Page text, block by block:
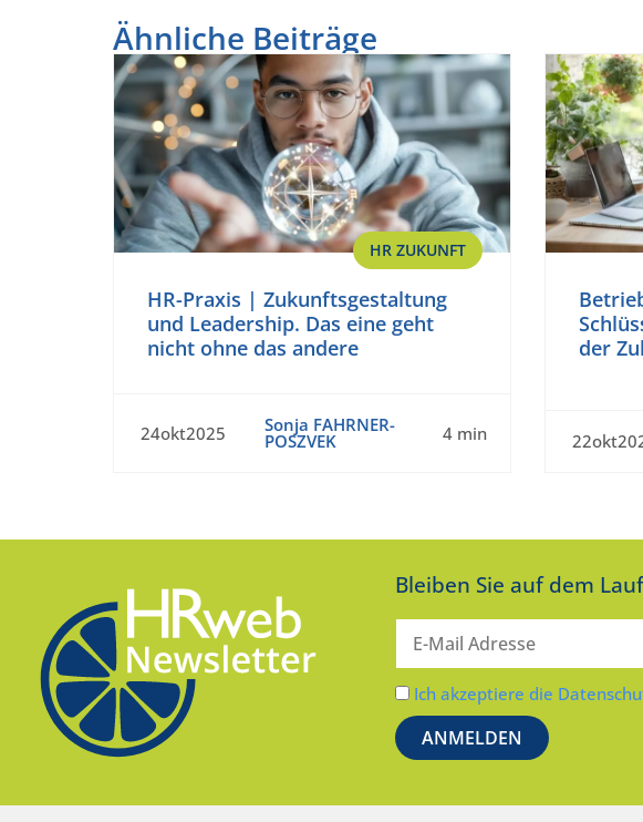
Ähnliche Beiträge
HR ZUKUNFT
HR-Praxis | Zukunftsgestaltung
und Leadership. Das eine geht
nicht ohne das andere
24okt2025 Sonja FAHRNER-
POSZVEK 4 min
der
Bleiben Sie auf dem
Ich akzeptiere die